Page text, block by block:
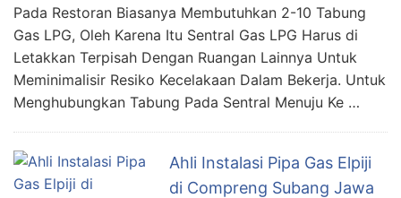
Pada Restoran Biasanya Membutuhkan 2-10 Tabung
Gas LPG, Oleh Karena Itu Sentral Gas LPG Harus di
Letakkan Terpisah Dengan Ruangan Lainnya Untuk
Meminimalisir Resiko Kecelakaan Dalam Bekerja. Untuk
Menghubungkan Tabung Pada Sentral Menuju Ke …
Ahli Instalasi Pipa Gas Elpiji
di Compreng Subang Jawa